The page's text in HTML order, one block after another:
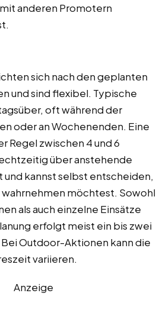
anderen Promotern
sich nach den geplanten
und sind flexibel. Typische
oft während der
oder an Wochenenden. Eine
Regel zwischen 4 und 6
über anstehende
kannst selbst entscheiden,
möchtest. Sowohl
als auch einzelne Einsätze
erfolgt meist ein bis zwei
Bei Outdoor-Aktionen kann die
variieren.
Anzeige